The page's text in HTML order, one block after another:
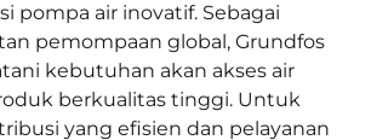
pompa air inovatif. Sebagai
pemompaan global, Grundfos
kebutuhan akan akses air
berkualitas tinggi. Untuk
yang efisien dan pelayanan